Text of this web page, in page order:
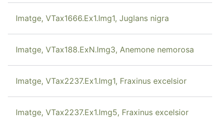
Imatge, VTax1666.Ex1.Img1, Juglans nigra
Imatge, VTax188.ExN.Img3, Anemone nemorosa
Imatge, VTax2237.Ex1.Img1, Fraxinus excelsior
Imatge, VTax2237.Ex1.Img5, Fraxinus excelsior